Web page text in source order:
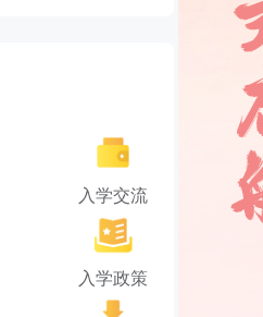
入学交流
入学政策